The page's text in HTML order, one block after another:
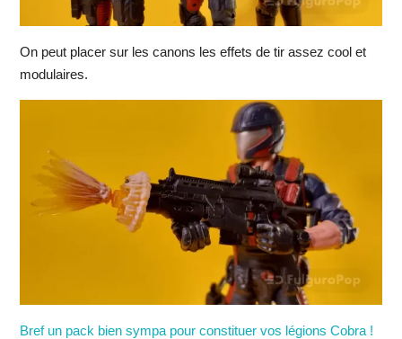
On peut placer sur les canons les effets de tir assez cool et
modulaires.
Bref un pack bien sympa pour constituer vos légions Cobra !